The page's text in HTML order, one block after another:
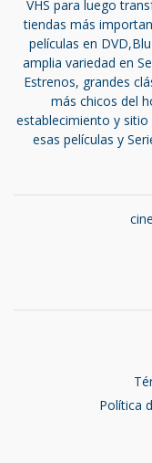
VHS para luego
tiendas más
películas en
amplia variedad en
Estrenos, grandes
más chicos del
establecimiento y
esas películas y
Política